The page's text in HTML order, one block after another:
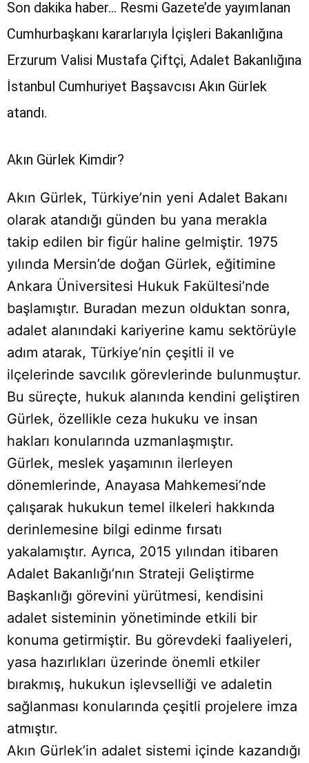
Son dakika haber… Resmi Gazete’de yayımlanan
Cumhurbaşkanı kararlarıyla İçişleri Bakanlığına
Erzurum Valisi Mustafa Çiftçi, Adalet Bakanlığına
İstanbul Cumhuriyet Başsavcısı Akın Gürlek
atandı.
Akın Gürlek Kimdir?
Akın Gürlek, Türkiye’nin yeni Adalet Bakanı
olarak atandığı günden bu yana merakla
takip edilen bir figür haline gelmiştir. 1975
yılında Mersin’de doğan Gürlek, eğitimine
Ankara Üniversitesi Hukuk Fakültesi’nde
başlamıştır. Buradan mezun olduktan sonra,
adalet alanındaki kariyerine kamu sektörüyle
adım atarak, Türkiye’nin çeşitli il ve
ilçelerinde savcılık görevlerinde bulunmuştur.
Bu süreçte, hukuk alanında kendini geliştiren
Gürlek, özellikle ceza hukuku ve insan
hakları konularında uzmanlaşmıştır.
Gürlek, meslek yaşamının ilerleyen
dönemlerinde, Anayasa Mahkemesi’nde
çalışarak hukukun temel ilkeleri hakkında
derinlemesine bilgi edinme fırsatı
yakalamıştır. Ayrıca, 2015 yılından itibaren
Adalet Bakanlığı’nın Strateji Geliştirme
Başkanlığı görevini yürütmesi, kendisini
adalet sisteminin yönetiminde etkili bir
konuma getirmiştir. Bu görevdeki faaliyeleri,
yasa hazırlıkları üzerinde önemli etkiler
bırakmış, hukukun işlevselliği ve adaletin
sağlanması konularında çeşitli projelere imza
atmıştır.
Akın Gürlek’in adalet sistemi içinde kazandığı